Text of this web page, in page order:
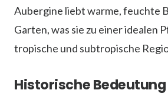
Aubergine liebt warme, feuchte
Garten, was sie zu einer idealen
tropische und subtropische
Historische Bedeutung